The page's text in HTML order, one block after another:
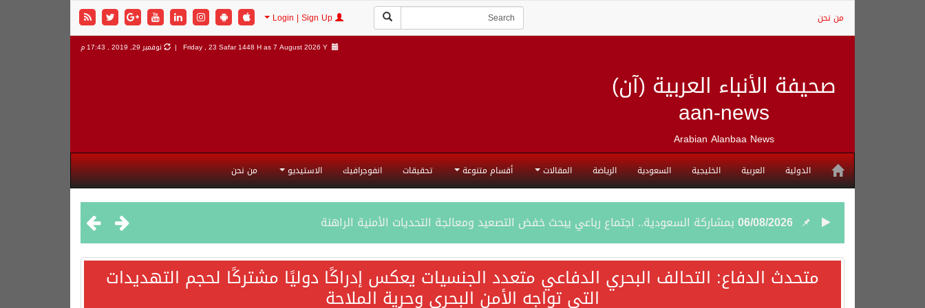
من نحن
صحيفة الأنباء العربية (آن)
aan-news
Arabian Alanbaa News
Friday , 23 Safar 1448 H as7 August 2026 Y | نوفمبر 29, 2019 , 17:43 م
الدولية العربية الخليجية السعودية الرياضة المقالات أقسام متنوعة تحقيقات انفوجرافيك الاستيديو من نحن
06/08/2026 بمشاركة السعودية.. اجتماع رباعي يبحث خفض التصعيد ومعالجة التحديات الأمنية الراهنة
05/08/2026وزير الخارجية السعودي: جميع إجراءات إسرائيل الأحادية في أراضي فلسطين باطلة
متحدث الدفاع: التحالف البحري الدفاعي متعدد الجنسيات يعكس إدراكًا دوليًا مشتركًا لحجم التهديدات
التي تواجه الأمن البحري وحرية الملاحة